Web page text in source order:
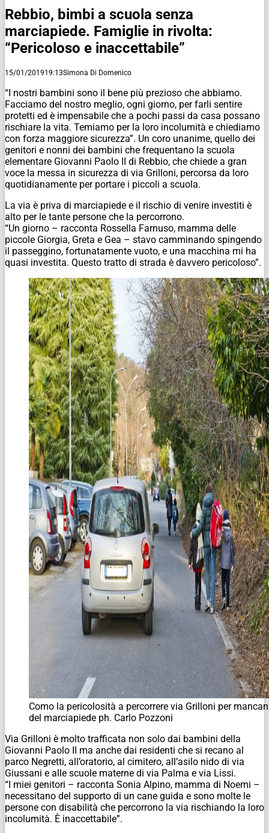
Rebbio, bimbi a scuola senza
marciapiede. Famiglie in rivolta:
“Pericoloso e inaccettabile”
15/01/201919:13Simona Di Domenico
“I nostri bambini sono il bene più prezioso che abbiamo.
Facciamo del nostro meglio, ogni giorno, per farli sentire
protetti ed è impensabile che a pochi passi da casa possano
rischiare la vita. Temiamo per la loro incolumità e chiediamo
con forza maggiore sicurezza”. Un coro unanime, quello dei
genitori e nonni dei bambini che frequentano la scuola
elementare Giovanni Paolo II di Rebbio, che chiede a gran
voce la messa in sicurezza di via Grilloni, percorsa da loro
quotidianamente per portare i piccoli a scuola.
La via è priva di marciapiede e il rischio di venire investiti è
alto per le tante persone che la percorrono.
“Un giorno – racconta Rossella Farnuso, mamma delle
piccole Giorgia, Greta e Gea – stavo camminando spingendo
il passeggino, fortunatamente vuoto, e una macchina mi ha
quasi investita. Questo tratto di strada è davvero pericoloso”.
Como la pericolosità a percorrere via Grilloni per
del marciapiede ph. Carlo Pozzoni
Via Grilloni è molto trafficata non solo dai bambini della
Giovanni Paolo II ma anche dai residenti che si recano al
parco Negretti, all’oratorio, al cimitero, all’asilo nido di via
Giussani e alle scuole materne di via Palma e via Lissi.
“I miei genitori – racconta Sonia Alpino, mamma di Noemi –
necessitano del supporto di un cane guida e sono molte le
persone con disabilità che percorrono la via rischiando la loro
incolumità. È inaccettabile”.